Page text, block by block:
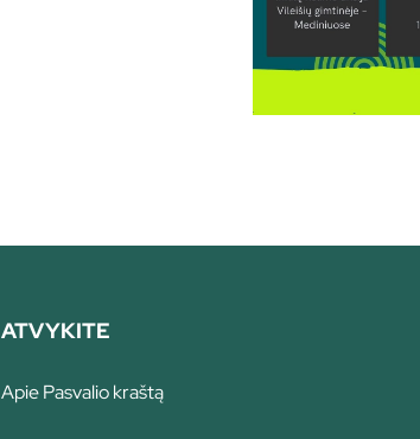
ATVYKITE
Apie Pasvalio kraštą